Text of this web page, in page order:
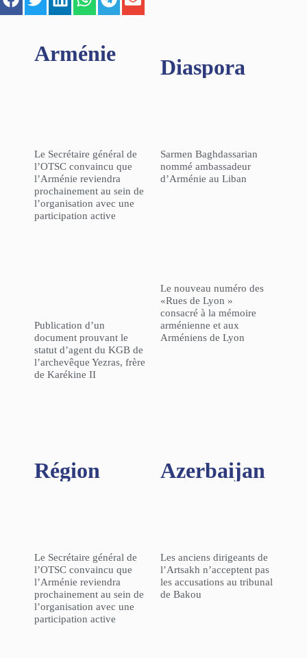
Arménie
Le Secrétaire général de
l’OTSC convaincu que
l’Arménie reviendra
prochainement au sein de
l’organisation avec une
participation active
Publication d’un
document prouvant le
statut d’agent du KGB de
l’archevêque Yezras, frère
de Karékine II
Diaspora
Sarmen Baghdassarian
nommé ambassadeur
d’Arménie au Liban
Le nouveau numéro des
«Rues de Lyon »
consacré à la mémoire
arménienne et aux
Arméniens de Lyon
Région​
Le Secrétaire général de
l’OTSC convaincu que
l’Arménie reviendra
prochainement au sein de
l’organisation avec une
participation active
Azerbaijan
Les anciens dirigeants de
l’Artsakh n’acceptent pas
les accusations au tribunal
de Bakou